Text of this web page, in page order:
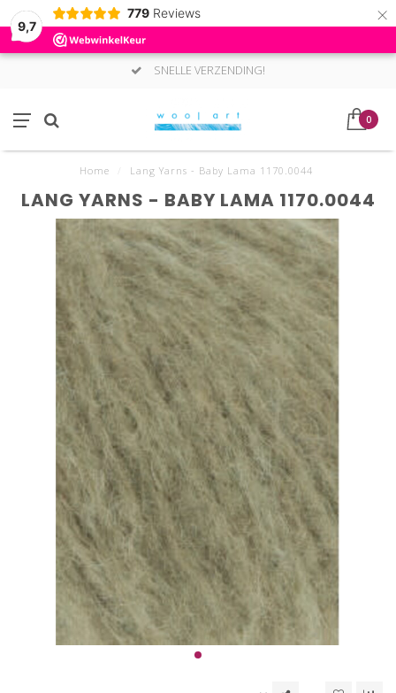
9,7
779 Reviews ×
SNELLE VERZENDING!
0
Home Lang Yarns - Baby Lama 1170.0044
LANG YARNS - BABY LAMA 1170.0044